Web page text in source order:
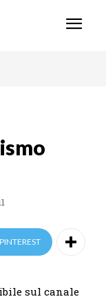
PINTEREST
sul canale